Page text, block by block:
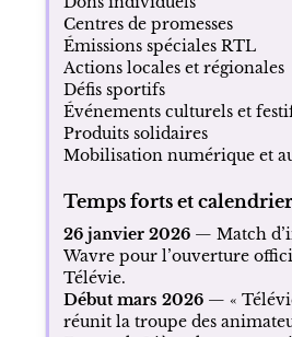
Centres de promesses
Émissions spéciales RTL
Actions locales et régionales
Défis sportifs
Événements culturels et
Produits solidaires
Mobilisation numérique et
Temps forts et
26 janvier 2026— Match
Wavre pour l’ouverture
Télévie.
Début mars 2026— «
réunit la troupe des